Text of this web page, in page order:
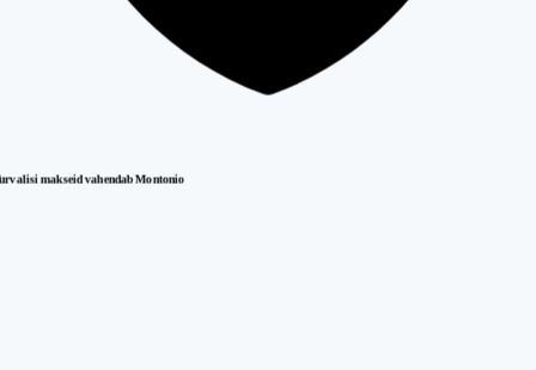
makseid vahendab Montonio